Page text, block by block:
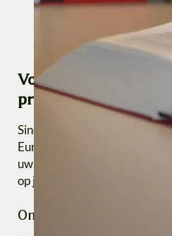
Voldoet uw
privacywetgeving?
Sinds 25 mei 2018 geldt de
Europa. Overtredingen
uw jaaromzet. In Duitsland
op juridische claims.
Onze WebCheck+ voor